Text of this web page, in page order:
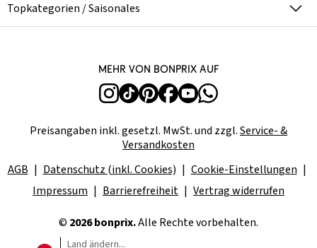
Topkategorien / Saisonales
Mehr von bonprix auf
Preisangaben inkl. gesetzl. MwSt. und zzgl.Service- &
Versandkosten
AGB
Datenschutz (inkl. Cookies)
Cookie-Einstellungen
Impressum
Barrierefreiheit Vertrag widerrufen
© 2026 bonprix.Alle Rechte vorbehalten.
Land ändern...